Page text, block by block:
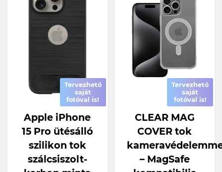
Tervezhető
saját
fotóval is!
Apple iPhone
15 Pro ütésálló
szilikon tok
szálcsiszolt-
Tervezhető
saját
fotóval is!
CLEAR MAG
COVER tok
– MagSafe